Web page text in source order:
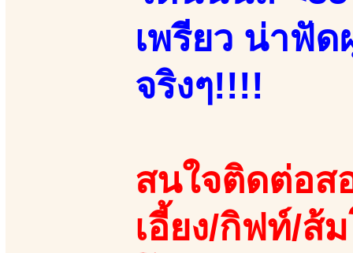
เพรียว น่าฟัด
จริงๆ!!!!
สนใจติดต่อส
เอี้ยง/กิฟท์/ส้